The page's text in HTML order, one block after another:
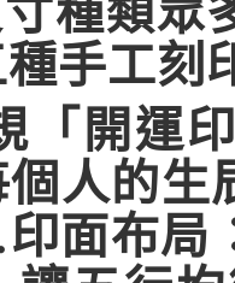
手工刻
「開運
人的生
面布局